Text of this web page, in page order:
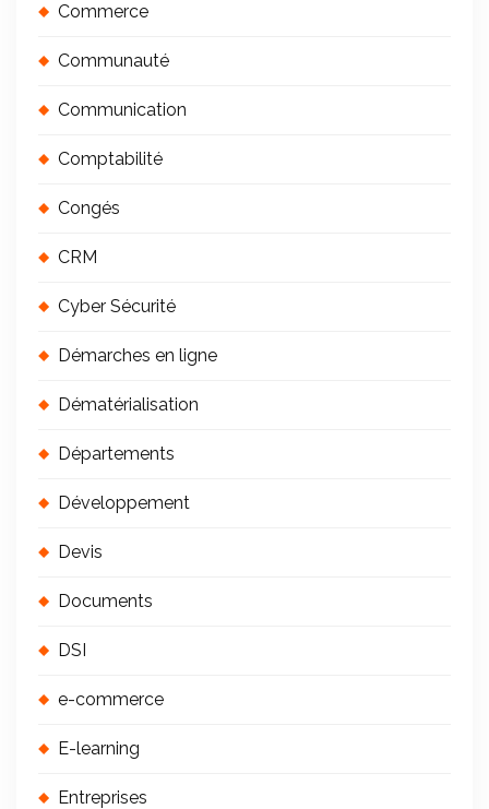
Commerce
Communauté
Communication
Comptabilité
Congés
CRM
Cyber Sécurité
Démarches en ligne
Dématérialisation
Départements
Développement
Devis
Documents
DSI
e-commerce
E-learning
Entreprises